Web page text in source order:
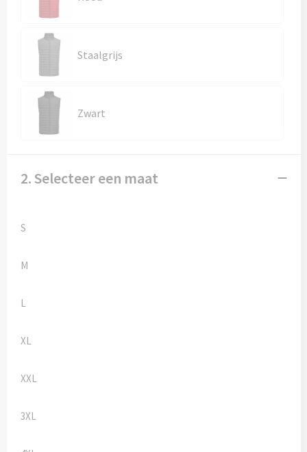
Kledingaccessoires
Ondergoed, Sokken en Nachtkleding
Bivakmuts test
Staalgrijs
Zwart
2. Selecteer een maat
S
M
L
XL
XXL
3XL